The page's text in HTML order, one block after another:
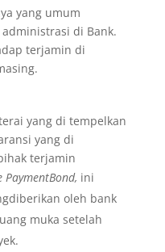
yang umum
di Bank.
terjamin di
yang di tempelkan
yang di
terjamin
PaymentBond, ini
oleh bank
muka setelah